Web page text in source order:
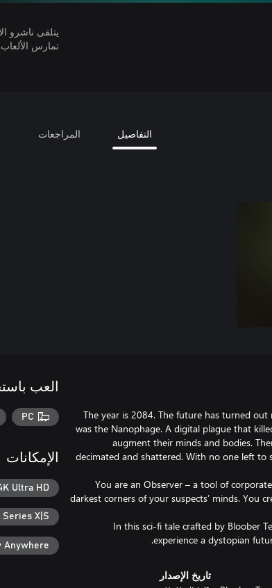
تمارس الألعاب.
التفاصيل المراجعات
The year is 2084. The future has turned
was the Nanophage. A digital plague that
augment their minds and bodies.
decimated and shattered. With no one left
You are an Observer – a tool of
darkest corners of your suspects’ minds. You
In this sci-fi tale crafted by Bloober
experience a dystopian
تاريخ الإصدار
العب
PC
الإمكانات
Ultra HD
X|S
Anywhere